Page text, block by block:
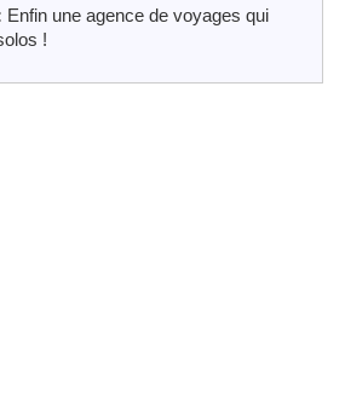
Enfin une agence de voyages qui
!